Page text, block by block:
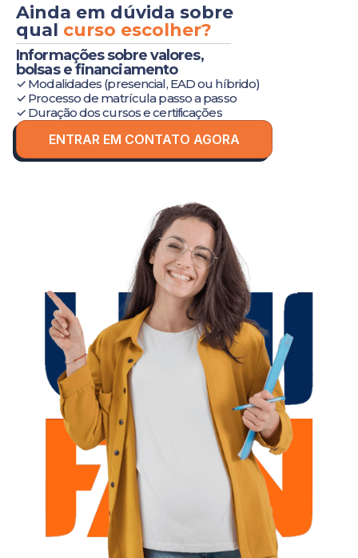
Ainda em dúvida sobre
qual curso escolher?
Informações sobre valores,
bolsas e financiamento
✓ Modalidades (presencial, EAD ou híbrido)
✓ Processo de matrícula passo a passo
✓ Duração dos cursos e certificações
ENTRAR EM CONTATO AGORA